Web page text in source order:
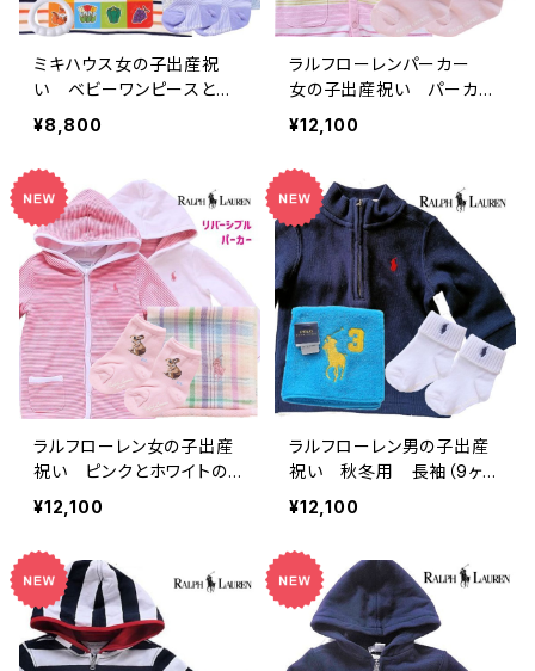
ミキハウス女の子出産祝
い ベビーワンピースと絵
本セット
¥8,800
ラルフローレンパーカー
女の子出産祝い パーカー
ギフトセット
¥12,100
ラルフローレン女の子出産
祝い ピンクとホワイトのリ
バーシブルベビー服セット
¥12,100
ラルフローレン男の子出産
祝い 秋冬用 長袖（9ヶ月
～）3点ギフト
¥12,100